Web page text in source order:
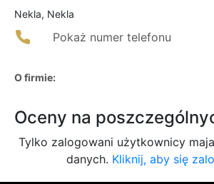
Nekla, Nekla
Pokaż numer telefonu
O firmie:
Oceny na
Tylko zalogowani użytkownicy
danych. Kliknij, aby się